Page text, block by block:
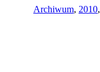
Archiwum, 2010,